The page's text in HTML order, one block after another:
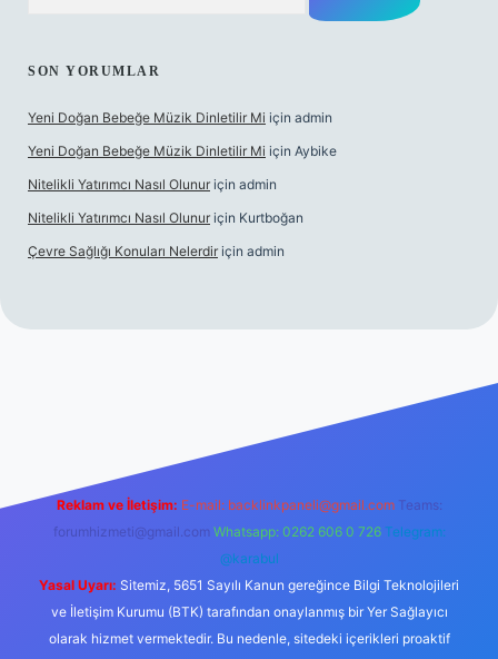
SON YORUMLAR
Yeni Doğan Bebeğe Müzik Dinletilir Mi için admin
Yeni Doğan Bebeğe Müzik Dinletilir Mi için Aybike
Nitelikli Yatırımcı Nasıl Olunur için admin
Nitelikli Yatırımcı Nasıl Olunur için Kurtboğan
Çevre Sağlığı Konuları Nelerdir için admin
Reklam ve İletişim: E-mail: backlinkpaneli@gmail.com Teams:
forumhizmeti@gmail.com Whatsapp: 0262 606 0 726 Telegram:
@karabul
Yasal Uyarı: Sitemiz, 5651 Sayılı Kanun gereğince Bilgi Teknolojileri
ve İletişim Kurumu (BTK) tarafından onaylanmış bir Yer Sağlayıcı
olarak hizmet vermektedir. Bu nedenle, sitedeki içerikleri proaktif